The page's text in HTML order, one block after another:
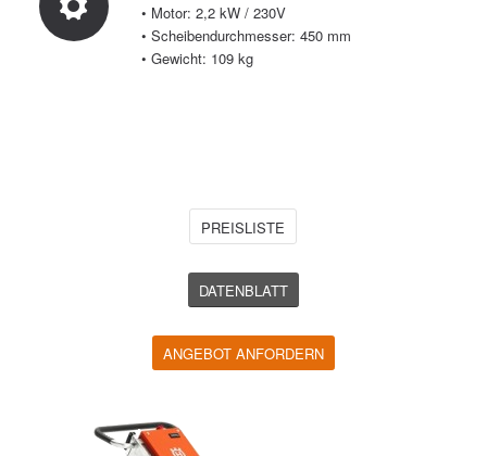
• Motor: 2,2 kW / 230V
• Scheibendurchmesser: 450 mm
• Gewicht: 109 kg
PREISLISTE
DATENBLATT
ANGEBOT ANFORDERN